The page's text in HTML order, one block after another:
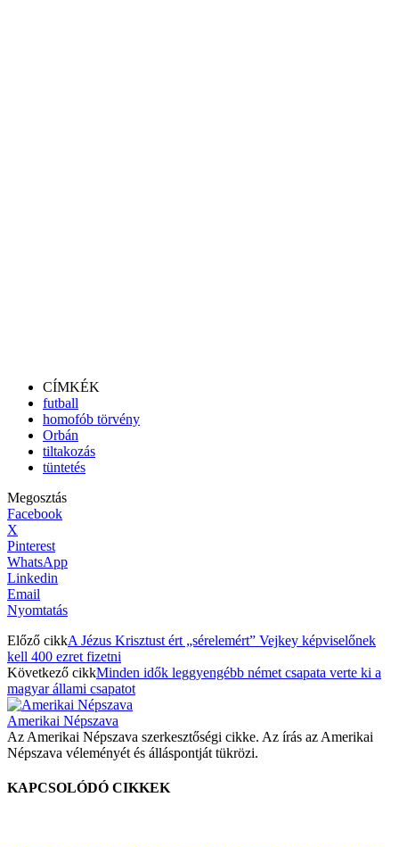
CÍMKÉK
futball
homofób törvény
Orbán
tiltakozás
tüntetés
Megosztás
Facebook
X
Pinterest
WhatsApp
Linkedin
Email
Nyomtatás
Előző cikkA Jézus Krisztust ért „sérelemért” Vejkey képviselőnek
kell 400 ezret fizetni
Következő cikkMinden idők leggyengébb német csapata verte ki a
magyar állami csapatot
Amerikai Népszava
Az Amerikai Népszava szerkesztőségi cikke. Az írás az Amerikai
Népszava véleményét és álláspontját tükrözi.
KAPCSOLÓDÓ CIKKEK